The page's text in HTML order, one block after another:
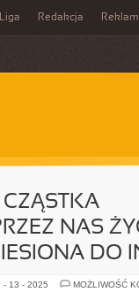
Liga Redakcja
NAS
DO
- 13 - 2025
MOŻLIWOŚĆ